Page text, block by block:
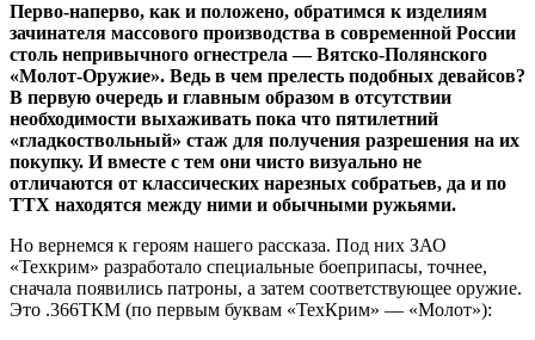
Перво-наперво, как и положено, обратимся к изделиям
зачинателя массового производства в современной России
столь непривычного огнестрела — Вятско-Полянского
«Молот-Оружие». Ведь в чем прелесть подобных девайсов?
В первую очередь и главным образом в отсутствии
необходимости выхаживать пока что пятилетний
«гладкоствольный» стаж для получения разрешения на их
покупку. И вместе с тем они чисто визуально не
отличаются от классических нарезных собратьев, да и по
ТТХ находятся между ними и обычными ружьями.
Но вернемся к героям нашего рассказа. Под них ЗАО
«Техкрим» разработало специальные боеприпасы, точнее,
сначала появились патроны, а затем соответствующее оружие.
Это .366ТКМ (по первым буквам «ТехКрим» — «Молот»):